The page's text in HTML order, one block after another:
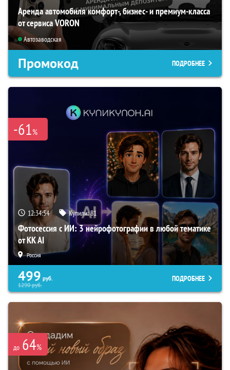
Аренда автомобиля комфорт-, бизнес- и премиум-класса
от сервиса VORON
Автозаводская
Промокод ПОДРОБНЕЕ
-61%
12:34:53 Купили:81
Фотосессия с ИИ: 3 нейрофотографии в любой тематике
от KK AI
Россия
499 руб.
1290руб.
ПОДРОБНЕЕ
до 64%